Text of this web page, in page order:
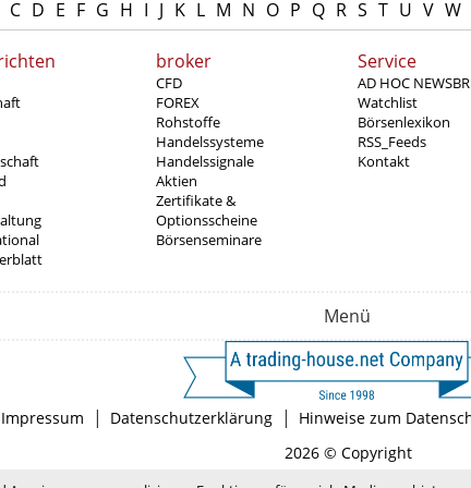
C D E F G H I J K L M N O P Q R S T U V W
broker
CFD
FOREX
Rohstoffe
Handelssysteme
Handelssignale
Aktien
Zertifikate &
Optionsscheine
Börsenseminare
Service
AD HOC
Watchlist
Börsenlexikon
RSS_Feeds
Kontakt
Menü
Impressum | Datenschutzerklärung | Hinweise zum
2026 © Copyright